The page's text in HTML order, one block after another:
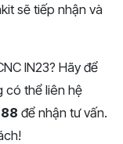
sẽ tiếp nhận và
IN23? Hãy để
có thể liên hệ
để nhận tư vấn.